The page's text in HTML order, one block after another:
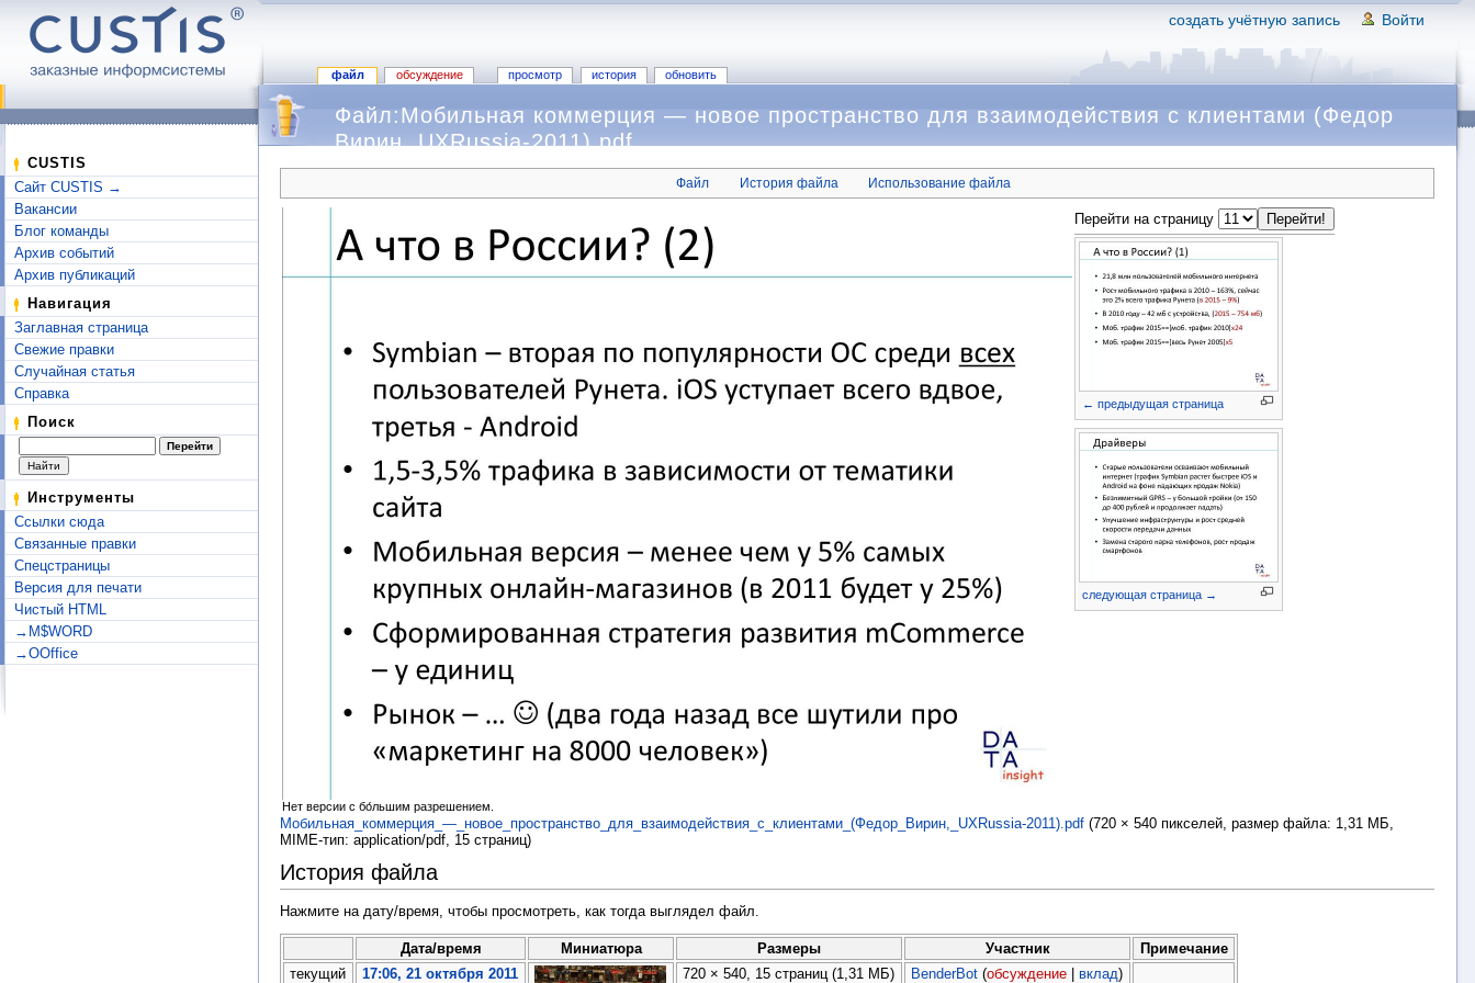
создать учётную запись Войти
файл обсуждение просмотр история обновить
CUSTIS
Сайт CUSTIS →
Вакансии
Блог команды
Архив событий
Архив публикаций
Навигация
Заглавная страница
Свежие правки
Случайная статья
Справка
Поиск
Инструменты
Ссылки сюда
Связанные правки
Спецстраницы
Версия для печати
Чистый HTML
→M$WORD
→OOffice
Файл:Мобильная коммерция — новое пространство для взаимодействия с клиентами (Федор
Вирин, UXRussia-2011).pdf
Файл История файла Использование файла
Нет версии с бо́льшим разрешением.
Перейти на страницу
← предыдущая страница
следующая страница →
Мобильная_коммерция_—_новое_пространство_для_взаимодействия_с_клиентами_(Федор_Вирин,_UXRussia-2011).pdf (720 × 540 пикселей, размер файла: 1,31 МБ,
MIME-тип: application/pdf, 15 страниц)
История файла
Нажмите на дату/время, чтобы просмотреть, как тогда выглядел файл.
Дата/время Миниатюра Размеры Участник
Примечание
текущий
17:06, 21 октября 2011 720 × 540, 15 страниц(1,31 МБ) BenderBot (обсуждение |вклад)